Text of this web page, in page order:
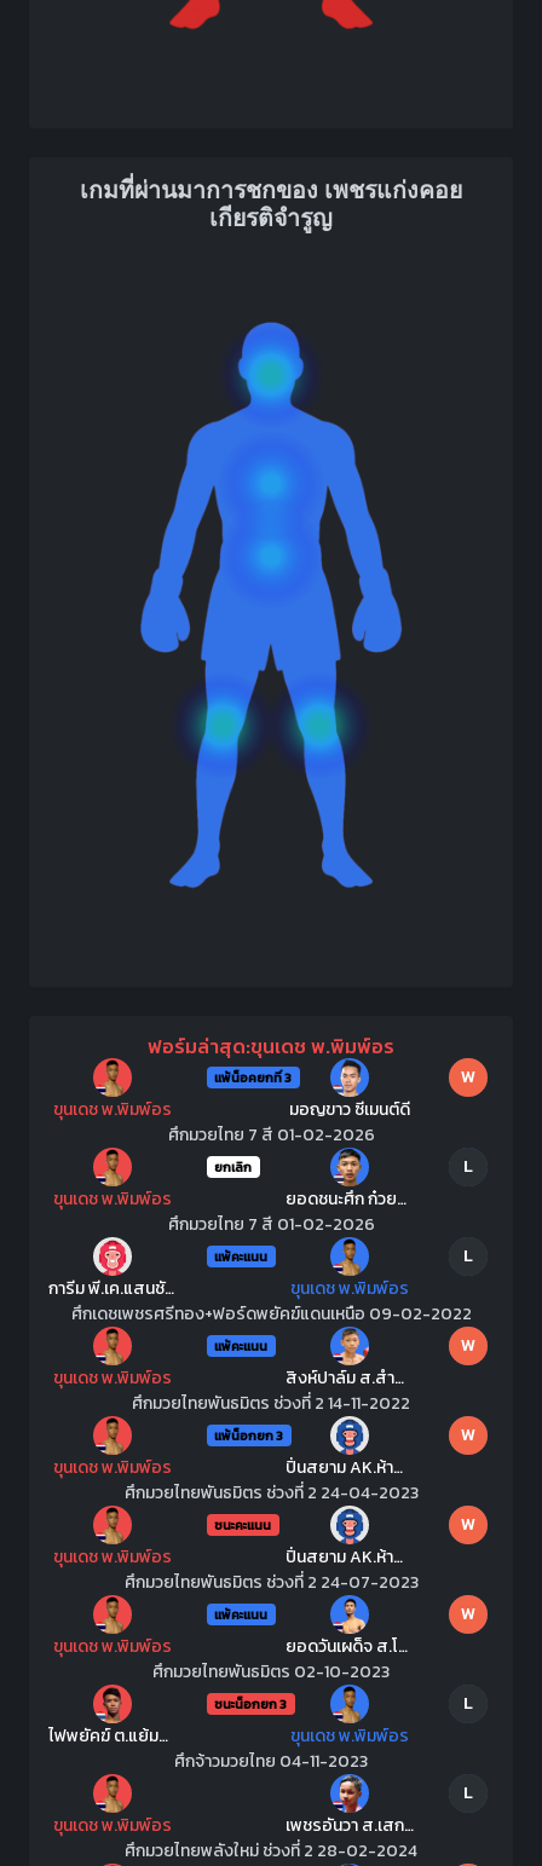
เกมที่ผ่านมาการชกของ เพชรแก่งคอย
เกียรติจำรูญ
ฟอร์มล่าสุด:ขุนเดช พ.พิมพ์อร
แพ้น็อคยกที่ 3
W
ขุนเดช พ.พิมพ์อร
มอญขาว ซีเมนต์ดี
ศึกมวยไทย 7 สี 01-02-2026
ยกเลิก
L
ขุนเดช พ.พิมพ์อร
ยอดชนะศึก ก๋วยบางคอแหลม
ศึกมวยไทย 7 สี 01-02-2026
แพ้คะแนน
L
การีม พี.เค.แสนชัยมวยไทยยิม
ขุนเดช พ.พิมพ์อร
ศึกเดชเพชรศรีทอง+ฟอร์ดพยัคฆ์แดนเหนือ 09-02-2022
แพ้คะแนน
W
ขุนเดช พ.พิมพ์อร
สิงห์ปาล์ม ส.สำอางค์ยิม
ศึกมวยไทยพันธมิตร ช่วงที่ 2 14-11-2022
แพ้น็อกยก 3
W
ขุนเดช พ.พิมพ์อร
ปิ่นสยาม AK.ห้าพยัคฆ์มวยไทย
ศึกมวยไทยพันธมิตร ช่วงที่ 2 24-04-2023
ชนะคะแนน
W
ขุนเดช พ.พิมพ์อร
ปิ่นสยาม AK.ห้าพยัคฆ์มวยไทย
ศึกมวยไทยพันธมิตร ช่วงที่ 2 24-07-2023
แพ้คะแนน
W
ขุนเดช พ.พิมพ์อร
ยอดวันเผด็จ ส.โชคมีชัย
ศึกมวยไทยพันธมิตร 02-10-2023
ชนะน็อกยก 3
L
ไฟพยัคฆ์ ต.แย้มสวน
ขุนเดช พ.พิมพ์อร
ศึกจ้าวมวยไทย 04-11-2023
L
ขุนเดช พ.พิมพ์อร
เพชรอันวา ส.เสกสรร
ศึกมวยไทยพลังใหม่ ช่วงที่ 2 28-02-2024